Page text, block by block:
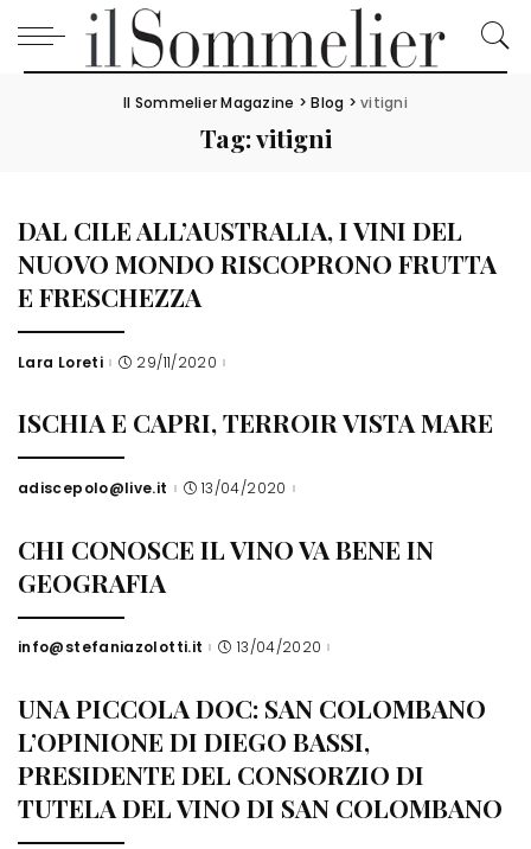
Il Sommelier Magazine >Blog >vitigni
Tag:vitigni
DAL CILE ALL’AUSTRALIA, I VINI DEL
NUOVO MONDO RISCOPRONO FRUTTA
E FRESCHEZZA
Posted
Lara Loreti 29/11/2020
ISCHIA E CAPRI, TERROIR VISTA MARE
Posted
adiscepolo@live.it 13/04/2020
CHI CONOSCE IL VINO VA BENE IN
GEOGRAFIA
Posted
info@stefaniazolotti.it 13/04/2020
UNA PICCOLA DOC: SAN COLOMBANO
L’OPINIONE DI DIEGO BASSI,
PRESIDENTE DEL CONSORZIO DI
TUTELA DEL VINO DI SAN COLOMBANO